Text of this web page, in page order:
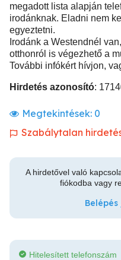
megadott lista alapján
irodánknak. Eladni nem
egyeztetni.
Irodánk a Westendnél
otthonról is végezhető a
További infókért hívjon,
Hirdetés azonosító:
Megtekintések: 0
Szabálytalan
A hirdetővel való
fiókodba vagy
Hitelesített telefonszám